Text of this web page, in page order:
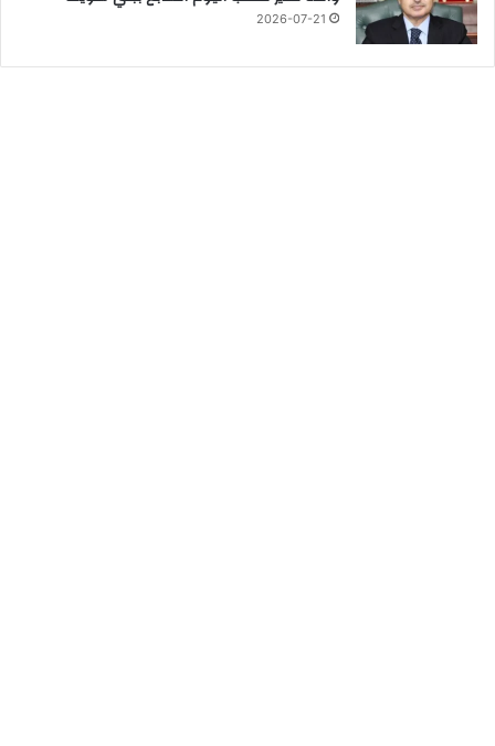
2026-07-21